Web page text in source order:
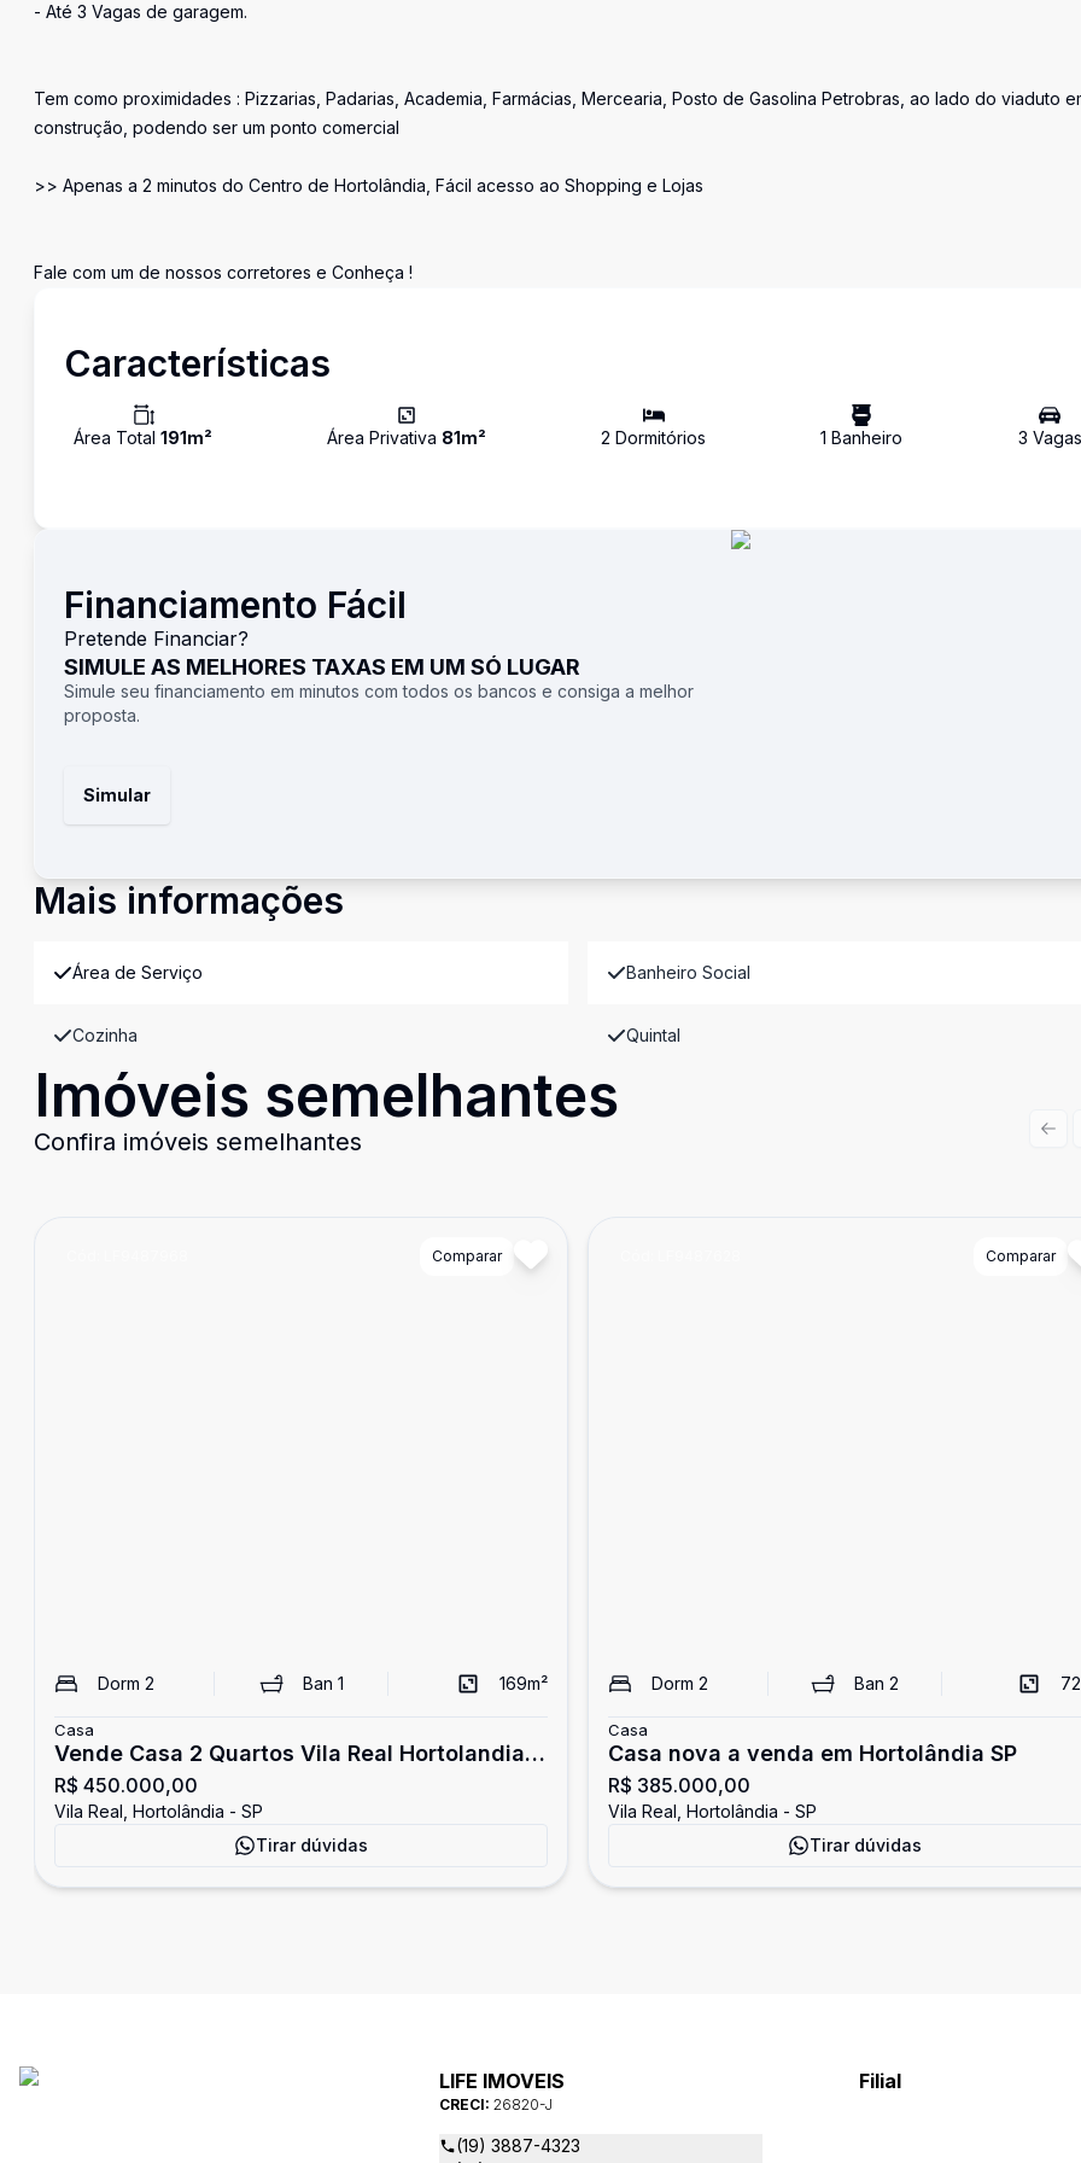
- Até 3 Vagas de garagem.
Tem como proximidades : Pizzarias, Padarias, Academia, Farmácias, Mercearia, Posto de Gasolina Petrobras, ao lado do viaduto
construção, podendo ser um ponto comercial
>> Apenas a 2 minutos do Centro de Hortolândia, Fácil acesso ao Shopping e Lojas
Fale com um de nossos corretores e Conheça !
Características
Área Total 191m² Área Privativa 81m² 2 Dormitórios 1 Banheiro 3 Vagas
Financiamento Fácil
Pretende Financiar?
SIMULE AS MELHORES TAXAS EM UM SÓ LUGAR
Simule seu financiamento em minutos com todos os bancos e consiga a melhor
proposta.
Simular
Mais informações
Área de Serviço Banheiro Social
Cozinha Quintal
Imóveis semelhantes
Confira imóveis semelhantes
Comparar
Dorm 2 Ban 1 169m²
Casa
Vende Casa 2 Quartos Vila Real Hortolandia
SP
R$ 450.000,00
Vila Real, Hortolândia - SP
Tirar dúvidas
Comparar
Dorm 2 Ban 2 72
Casa
Casa nova a venda em Hortolândia SP
R$ 385.000,00
Vila Real, Hortolândia - SP
Tirar dúvidas
LIFE IMOVEIS
CRECI: 26820-J
(19) 3887-4323
Filial